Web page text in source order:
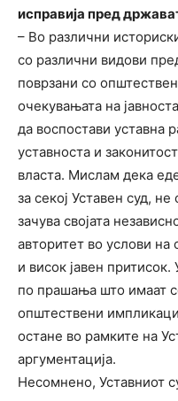
исправија пред
– Во различни
со различни видови
поврзани со
очекувањата на
да воспостави уставна
уставноста и
власта. Мислам дека
за секој Уставен суд,
зачува својата
авторитет во услови на
и висок јавен
по прашања што имаат
општествени
остане во рамките на
аргументација.
Несомнено, Уставниот